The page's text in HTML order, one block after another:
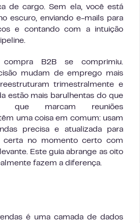
de cargo. Sem ela, você está
escuro, enviando e-mails para
e contando com a intuição
B2B se comprimiu.
mudam de emprego mais
trimestralmente e
estão mais barulhentas do que
que marcam reuniões
uma coisa em comum: usam
precisa e atualizada para
certa no momento certo com
Este guia abrange as oito
fazem a diferença.
é uma camada de dados